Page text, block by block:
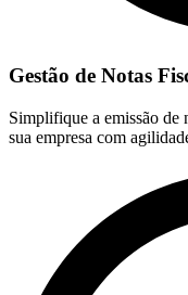
Gestão de Notas
Simplifique a emissão de
sua empresa com